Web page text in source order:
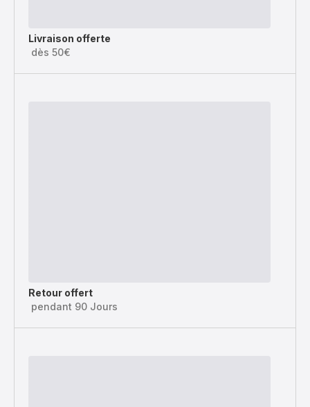
Livraison offerte
dès 50€
Retour offert
pendant 90 Jours